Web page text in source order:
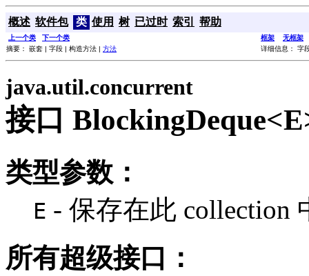
概述 软件包 类 使用 树 已过时 索引 帮助
上一个类 下一个类 框架
无框架
摘要： 嵌套 | 字段 | 构造方法 | 方法 详细信息： 字
java.util.concurrent
接口
类型参数：
E - 保存在此 collection
所有超级接口：